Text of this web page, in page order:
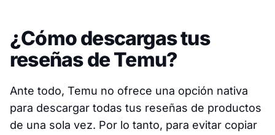
¿Cómo descargas tus
reseñas de Temu?
Ante todo, Temu no ofrece una opción nativa
para descargar todas tus reseñas de productos
de una sola vez. Por lo tanto, para evitar copiar